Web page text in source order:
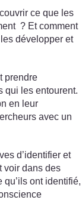
ce que les
? Et comment
développer et
prendre
qui les entourent.
en leur
avec un
d’identifier et
voir dans des
ont identifié,